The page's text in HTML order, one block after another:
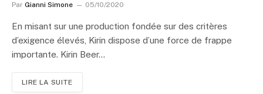
Par Gianni Simone 05/10/2020
En misant sur une production fondée sur des critères
d’exigence élevés, Kirin dispose d’une force de frappe
importante. Kirin Beer…
LIRE LA SUITE